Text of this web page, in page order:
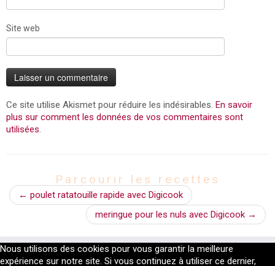
Site web
Ce site utilise Akismet pour réduire les indésirables. En savoir
plus sur comment les données de vos commentaires sont
utilisées.
Parcourir les recettes
← poulet ratatouille rapide avec Digicook
meringue pour les nuls avec Digicook →
Nous utilisons des cookies pour vous garantir la meilleure
expérience sur notre site. Si vous continuez à utiliser ce dernier,